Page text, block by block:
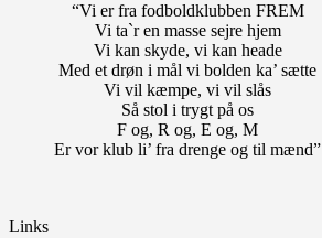
“Vi er fra fodboldklubben FREM
Vi ta`r en masse sejre hjem
Vi kan skyde, vi kan heade
Med et drøn i mål vi bolden ka’ sætte
Vi vil kæmpe, vi vil slås
Så stol i trygt på os
F og, R og, E og, M
Er vor klub li’ fra drenge og til mænd”
Links